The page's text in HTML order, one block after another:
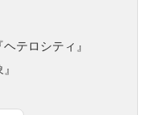
テロシティ』